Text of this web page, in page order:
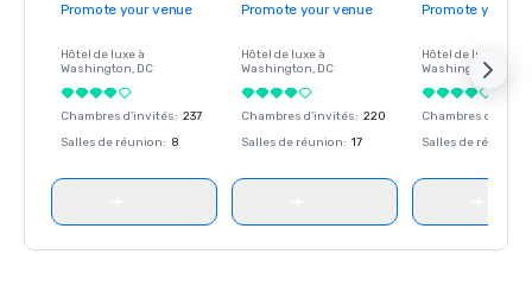
Promote your venue
Hôtel de luxe à
Washington, DC
Chambres d'invités: 237
Salles de réunion: 8
Promote your venue
Hôtel de luxe à
Washington, DC
Chambres d'invités: 220
Salles de réunion: 17
Promote your
Hôtel de luxe à
Washington
Chambres
Salles de réunion